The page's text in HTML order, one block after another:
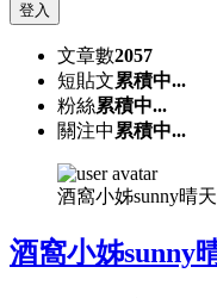
登入
文章數2057
短貼文累積中...
粉絲累積中...
關注中 累積中...
酒窩小姊sunny晴
酒窩小姊sunny